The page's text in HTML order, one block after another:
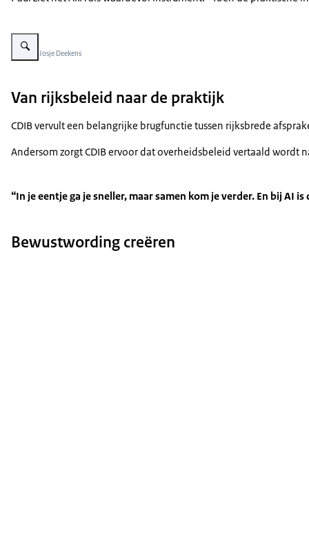
Vergroot afbeelding Bram en Paul bespreken het AI beleid van IenW op
Beeld: © Josje Deekens
Van rijksbeleid naar de praktijk
CDIB vervult een belangrijke brugfunctie tussen rijksbrede
Andersom zorgt CDIB ervoor dat overheidsbeleid vertaald
“In je eentje ga je sneller, maar samen kom je verder. En bij AI
Bewustwording creëren